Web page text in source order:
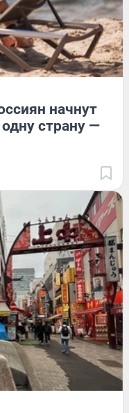
начнут
страну —